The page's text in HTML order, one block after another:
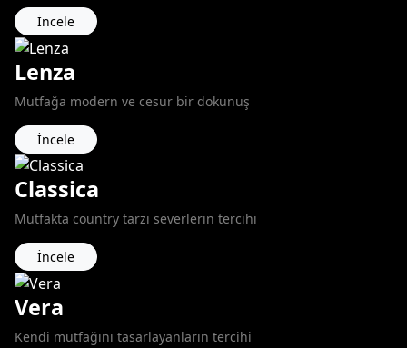
İncele
Lenza
Mutfağa modern ve cesur bir dokunuş
İncele
Classica
Mutfakta country tarzı severlerin tercihi
İncele
Vera
Kendi mutfağını tasarlayanların tercihi